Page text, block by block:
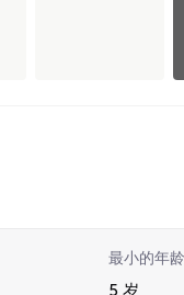
最小的年龄
5 岁